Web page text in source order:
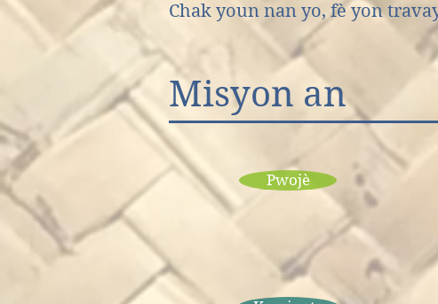
Chak youn nan yo, fè yon
Misyon an
Pwojè